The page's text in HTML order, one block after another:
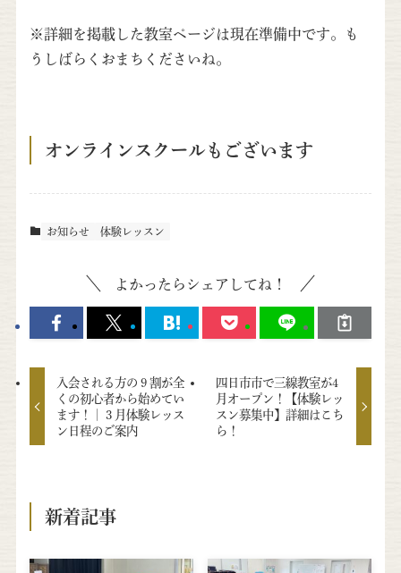
※詳細を掲載した教室ページは現在準備中です。も
うしばらくおまちくださいね。
オンラインスクールもございます
お知らせ 体験レッスン
よかったらシェアしてね！
入会される方の９割が全
くの初心者から始めてい
ます！｜３月体験レッス
ン日程のご案内
四日市市で三線教室が4
月オープン！【体験レッ
スン募集中】詳細はこち
ら！
新着記事